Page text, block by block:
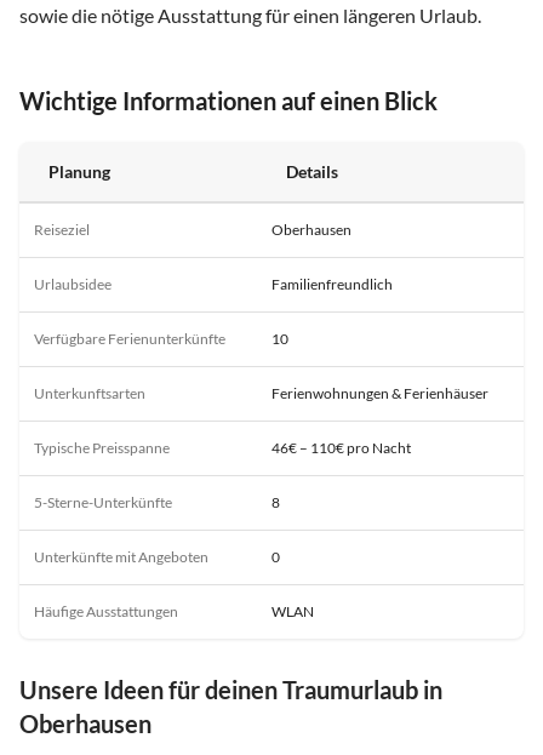
sowie die nötige Ausstattung für einen längeren Urlaub.
Wichtige Informationen auf einen Blick
Planung Details
Reiseziel Oberhausen
Urlaubsidee Familienfreundlich
Verfügbare Ferienunterkünfte 10
Unterkunftsarten Ferienwohnungen & Ferienhäuser
Typische Preisspanne 46€ – 110€ pro Nacht
5-Sterne-Unterkünfte 8
Unterkünfte mit Angeboten 0
Häufige Ausstattungen WLAN
Unsere Ideen für deinen Traumurlaub in
Oberhausen